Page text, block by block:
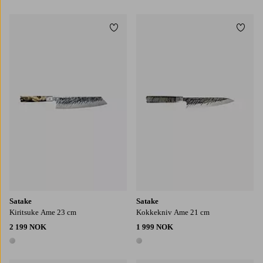
Satake
Kiritsuke Ame 23 cm
2 199 NOK
1 farge
Legg til favoritter
Satake
Kokkekniv Ame 21 cm
1 999 NOK
1 farge